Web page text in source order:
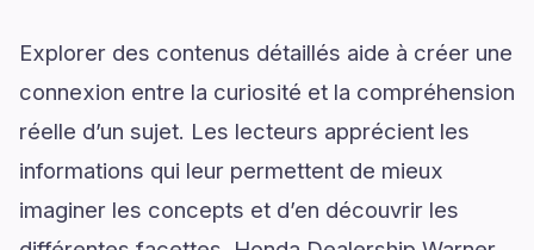
Explorer des contenus détaillés aide à créer une
connexion entre la curiosité et la compréhension
réelle d’un sujet. Les lecteurs apprécient les
informations qui leur permettent de mieux
imaginer les concepts et d’en découvrir les